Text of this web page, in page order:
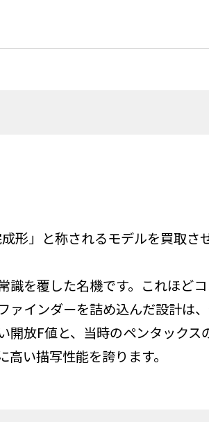
形」と称されるモデルを買取さ
識を覆した名機です。これほど
インダーを詰め込んだ設計は、
放F値と、当時のペンタック
い描写性能を誇ります。